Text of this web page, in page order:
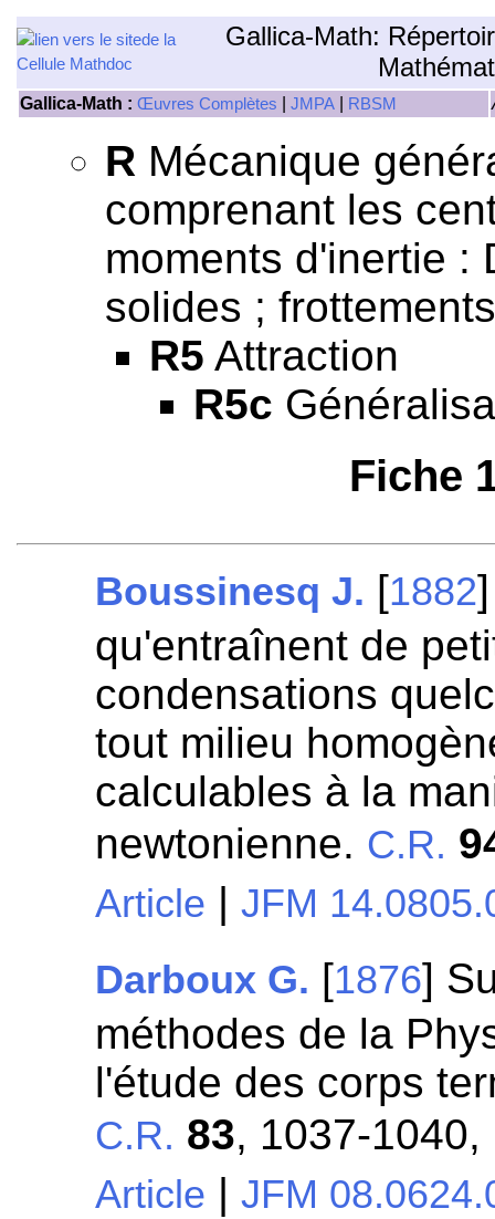
Gallica-Math:
Gallica-Math : Œuvres Complètes JMPA RBSM
R Mécanique
comprenant les
moments d'inertie :
solides ;
R5 Attraction
R5c
Fiche
Boussinesq J. [1882
qu'entraînent de
condensations
tout milieu
calculables à la
newtonienne. C.R.
Article |JFM
Darboux G. [1876]
méthodes de la
l'étude des corps
C.R. 83, 1037-1040,
Article |JFM